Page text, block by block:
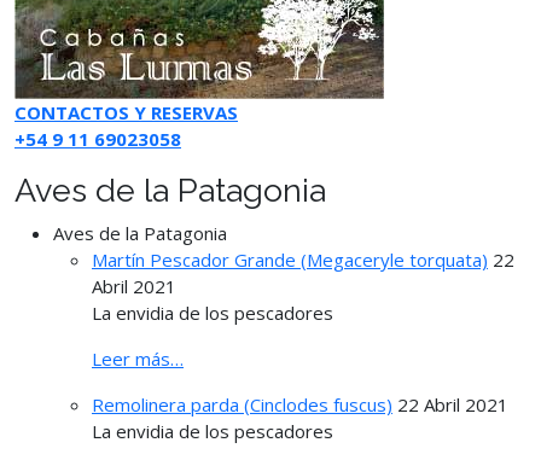
CONTACTOS Y RESERVAS
+54 9 11 69023058
Aves de la Patagonia
Aves de la Patagonia
Martín Pescador Grande (Megaceryle torquata) 22
Abril 2021
La envidia de los pescadores
Leer más…
Remolinera parda (Cinclodes fuscus) 22 Abril 2021
La envidia de los pescadores